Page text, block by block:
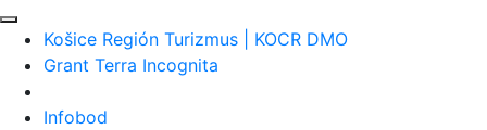
Košice Región Turizmus | KOCR DMO
Grant Terra Incognita
Infobod